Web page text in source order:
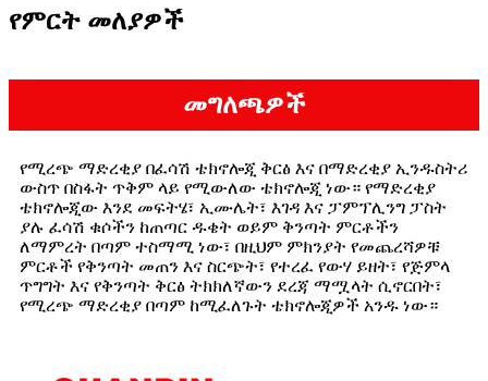
የምርት መለያዎች
መግለጫዎች
የሚረጭ ማድረቂያ በፈሳሽ ቴክኖሎጂ ቅርፅ እና በማድረቂያ ኢንዱስትሪ
ውስጥ በስፋት ጥቅም ላይ የሚውለው ቴክኖሎጂ ነው። የማድረቂያ
ቴክኖሎጂው እንደ መፍትሄ፣ ኢሙሌት፣ እገዳ እና ፓምፕሊንግ ፓስት
ያሉ ፈሳሽ ቁሶችን ከጠጣር ዱቄት ወይም ቅንጣት ምርቶችን
ለማምረት በጣም ተስማሚ ነው፣ በዚህም ምክንያት የመጨረሻዎቹ
ምርቶች የቅንጣት መጠን እና ስርጭት፣ የተረፈ የውሃ ይዘት፣ የጅምላ
ጥግግት እና የቅንጣት ቅርፅ ትክክለኛውን ደረጃ ማሟላት ሲኖርበት፣
የሚረጭ ማድረቂያ በጣም ከሚፈለጉት ቴክኖሎጂዎች አንዱ ነው።